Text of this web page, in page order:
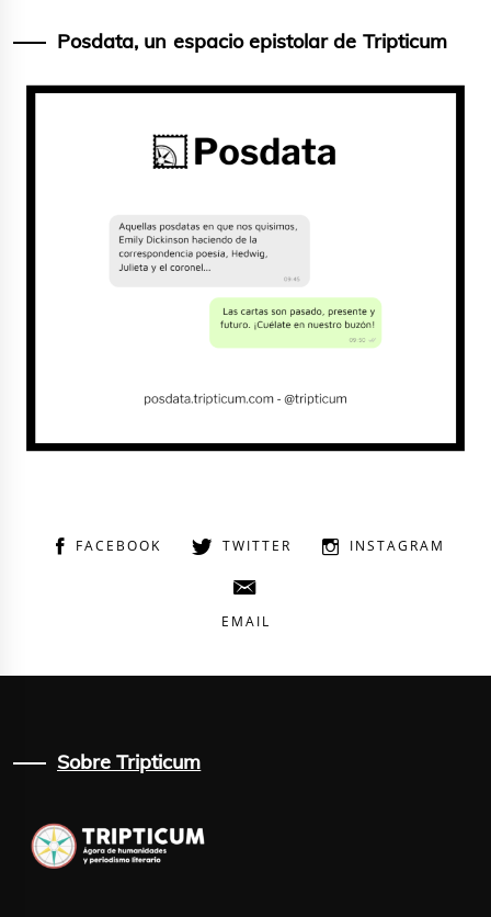
Posdata, un espacio epistolar de Tripticum
FACEBOOK TWITTER INSTAGRAM
EMAIL
Sobre Tripticum